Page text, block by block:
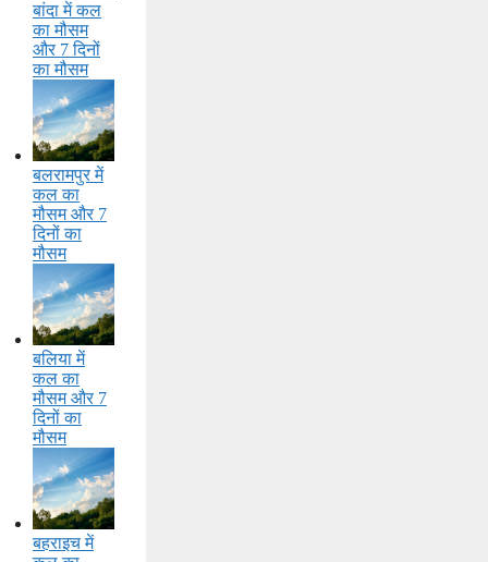
बांदा में कल
का मौसम
और 7 दिनों
का मौसम
बलरामपुर में
कल का
मौसम और 7
दिनों का
मौसम
बलिया में
कल का
मौसम और 7
दिनों का
मौसम
बहराइच में